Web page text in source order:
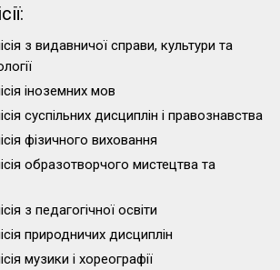
з видавничої справи, культури та
іноземних мов
суспільних дисциплін і правознавства
фізичного виховання
образотворчого мистецтва та
з педагогічної освіти
природничих дисциплін
музики і хореографії